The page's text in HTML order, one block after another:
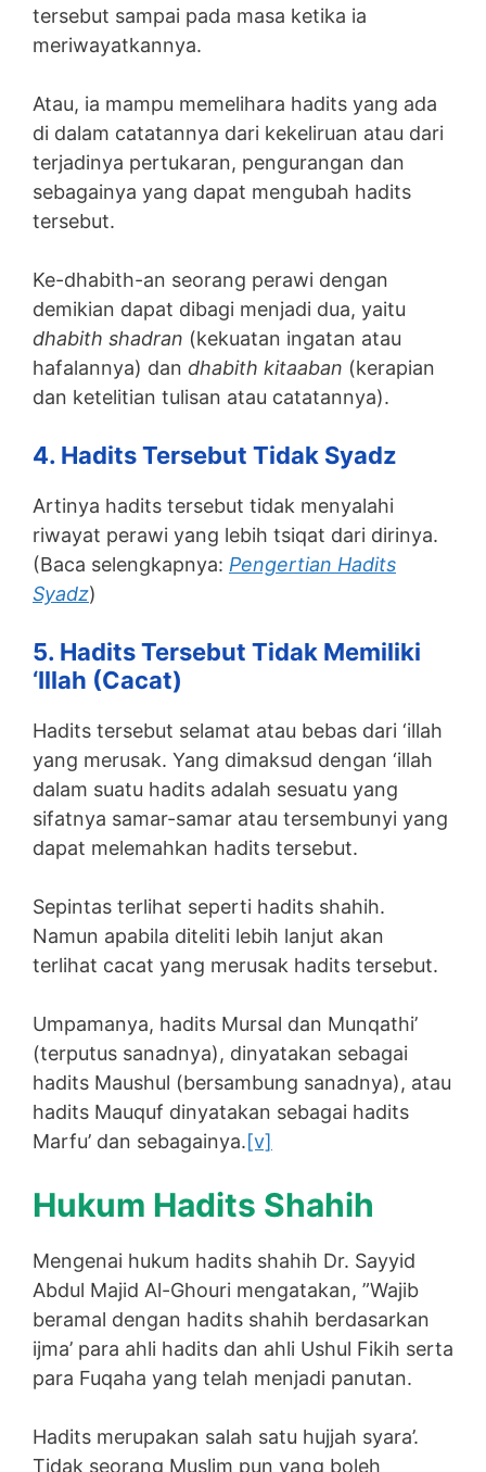
tersebut sampai pada masa ketika ia
meriwayatkannya.
Atau, ia mampu memelihara hadits yang ada
di dalam catatannya dari kekeliruan atau dari
terjadinya pertukaran, pengurangan dan
sebagainya yang dapat mengubah hadits
tersebut.
Ke-dhabith-an seorang perawi dengan
demikian dapat dibagi menjadi dua, yaitu
dhabith shadran (kekuatan ingatan atau
hafalannya) dan dhabith kitaaban (kerapian
dan ketelitian tulisan atau catatannya).
4. Hadits Tersebut Tidak Syadz
Artinya hadits tersebut tidak menyalahi
riwayat perawi yang lebih tsiqat dari dirinya.
(Baca selengkapnya: Pengertian Hadits
Syadz)
5. Hadits Tersebut Tidak Memiliki
‘illah (cacat)
Hadits tersebut selamat atau bebas dari ‘illah
yang merusak. Yang dimaksud dengan ‘illah
dalam suatu hadits adalah sesuatu yang
sifatnya samar-samar atau tersembunyi yang
dapat melemahkan hadits tersebut.
Sepintas terlihat seperti hadits shahih.
Namun apabila diteliti lebih lanjut akan
terlihat cacat yang merusak hadits tersebut.
Umpamanya, hadits Mursal dan Munqathi’
(terputus sanadnya), dinyatakan sebagai
hadits Maushul (bersambung sanadnya), atau
hadits Mauquf dinyatakan sebagai hadits
Marfu’ dan sebagainya.[v]
Hukum Hadits Shahih
Mengenai hukum hadits shahih Dr. Sayyid
Abdul Majid Al-Ghouri mengatakan, ”Wajib
beramal dengan hadits shahih berdasarkan
ijma’ para ahli hadits dan ahli Ushul Fikih serta
para Fuqaha yang telah menjadi panutan.
Hadits merupakan salah satu hujjah syara’.
Tidak seorang Muslim pun yang boleh